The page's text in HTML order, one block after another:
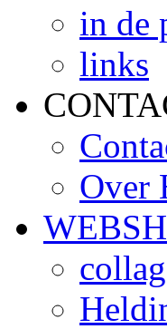
in de
links
Over